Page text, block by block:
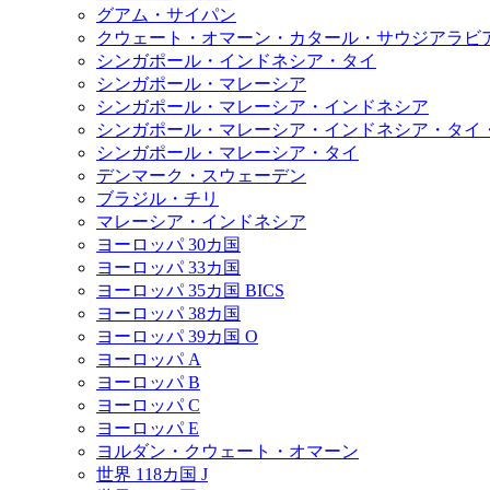
グアム・サイパン
クウェート・オマーン・カタール・サウジアラビ
シンガポール・インドネシア・タイ
シンガポール・マレーシア
シンガポール・マレーシア・インドネシア
シンガポール・マレーシア・インドネシア・タイ
シンガポール・マレーシア・タイ
デンマーク・スウェーデン
ブラジル・チリ
マレーシア・インドネシア
ヨーロッパ 30カ国
ヨーロッパ 33カ国
ヨーロッパ 35カ国 BICS
ヨーロッパ 38カ国
ヨーロッパ 39カ国 O
ヨーロッパ A
ヨーロッパ B
ヨーロッパ C
ヨーロッパ E
ヨルダン・クウェート・オマーン
世界 118カ国 J